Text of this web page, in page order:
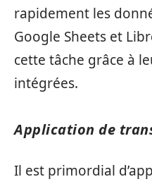
rapidement les
Google Sheets et
cette tâche grâce à
intégrées.
Application de
Il est primordial